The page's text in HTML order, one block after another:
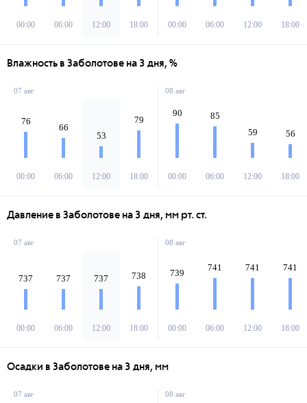
00:00 06:00 12:00 18:00 00:00 06:00 12:00 18:00
Влажность в Заболотове на 3 дня, %
07 авг
76
00:00
66
06:00
53
12:00
79
18:00
08 авг
90
00:00
85
06:00
59
12:00
56
18:00
Давление в Заболотове на 3 дня, мм рт. ст.
07 авг
737
00:00
737
06:00
737
12:00
738
18:00
08 авг
739
00:00
741
06:00
741
12:00
741
18:00
Осадки в Заболотове на 3 дня, мм
07 авг 08 авг